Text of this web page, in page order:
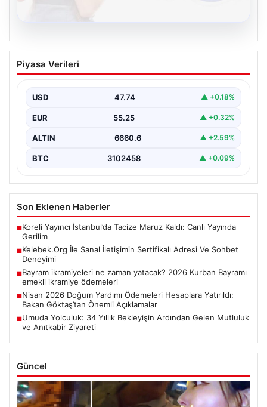
Kelebek.Org İle Sanal İletişimin
Sertifikalı Adresi Ve Sohbet Deneyimi
sağlaması kritik bir önem taşımaktadır. Günümüzde
birçok…
Piyasa Verileri
USD 47.74 ▲ +0.18%
EUR 55.25 ▲ +0.32%
ALTIN 6660.6 ▲ +2.59%
BTC 3102458 ▲ +0.09%
Son Eklenen Haberler
■Koreli Yayıncı İstanbul’da Tacize Maruz Kaldı: Canlı Yayında
Gerilim
■Kelebek.Org İle Sanal İletişimin Sertifikalı Adresi Ve Sohbet
Deneyimi
■Bayram ikramiyeleri ne zaman yatacak? 2026 Kurban Bayramı
emekli ikramiye ödemeleri
■Nisan 2026 Doğum Yardımı Ödemeleri Hesaplara Yatırıldı:
Bakan Göktaş’tan Önemli Açıklamalar
■Umuda Yolculuk: 34 Yıllık Bekleyişin Ardından Gelen Mutluluk
ve Anıtkabir Ziyareti
Güncel